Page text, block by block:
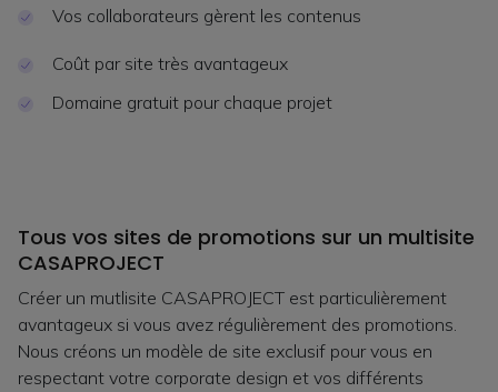
Vos collaborateurs gèrent les contenus
Coût par site très avantageux
Domaine gratuit pour chaque projet
Tous vos sites de promotions sur un multisite
CASAPROJECT
Créer un mutlisite CASAPROJECT est particulièrement
avantageux si vous avez régulièrement des promotions.
Nous créons un modèle de site exclusif pour vous en
respectant votre corporate design et vos différents